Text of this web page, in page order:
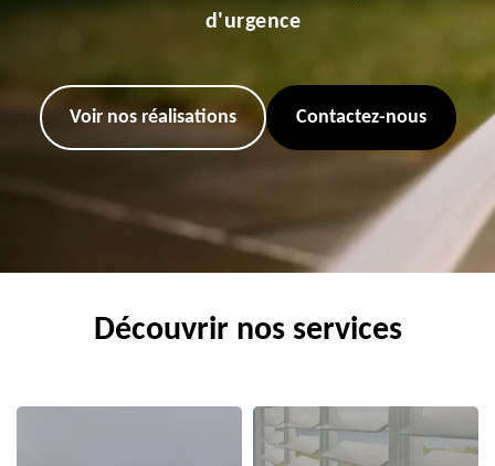
d'urgence
Voir nos réalisations Contactez-nous
Découvrir nos services